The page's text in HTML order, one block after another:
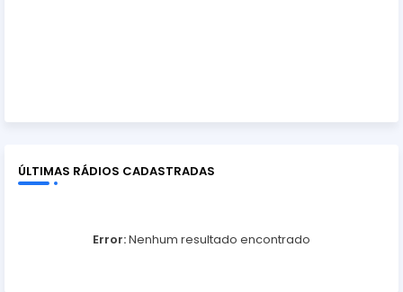
ÚLTIMAS RÁDIOS CADASTRADAS
Error:Nenhum resultado encontrado